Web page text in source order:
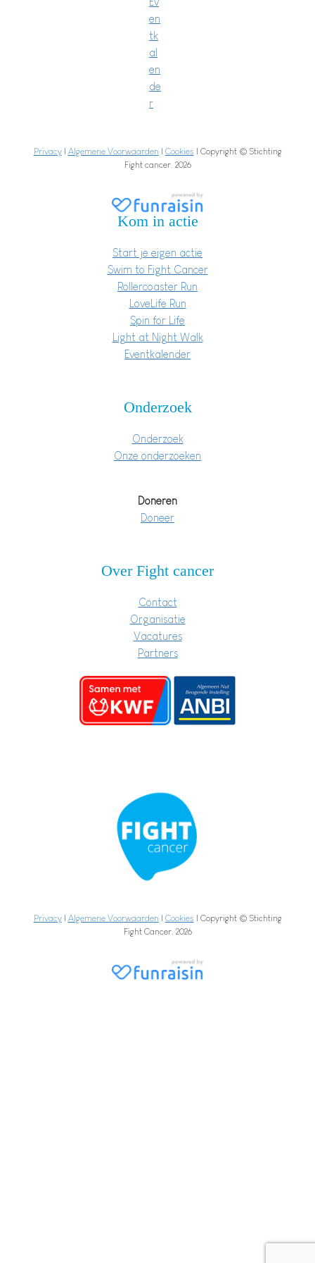
en
tk
al
en
de
r
Privacy| Algemene Voorwaarden | Cookies | Copyright © Stichting
Fight cancer. 2026
Kom in actie
Start je eigen actie
Swim to Fight Cancer
Rollercoaster Run
LoveLife Run
Spin for Life
Light at Night Walk
Eventkalender
Onderzoek
Onderzoek
Onze onderzoeken
Doneren
Doneer
Over Fight cancer
Contact
Organisatie
Vacatures
Partners
Privacy| Algemene Voorwaarden | Cookies | Copyright © Stichting
Fight Cancer. 2026